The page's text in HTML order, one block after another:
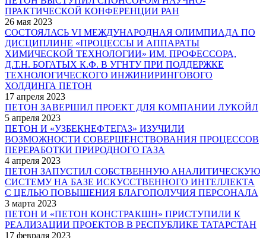
ПРАКТИЧЕСКОЙ КОНФЕРЕНЦИИ РАН
26 мая 2023
СОСТОЯЛАСЬ VI МЕЖДУНАРОДНАЯ ОЛИМПИАДА ПО
ДИСЦИПЛИНЕ «ПРОЦЕССЫ И АППАРАТЫ
ХИМИЧЕСКОЙ ТЕХНОЛОГИИ» ИМ. ПРОФЕССОРА,
Д.Т.Н. БОГАТЫХ К.Ф. В УГНТУ ПРИ ПОДДЕРЖКЕ
ТЕХНОЛОГИЧЕСКОГО ИНЖИНИРИНГОВОГО
ХОЛДИНГА ПЕТОН
17 апреля 2023
ПЕТОН ЗАВЕРШИЛ ПРОЕКТ ДЛЯ КОМПАНИИ ЛУКОЙЛ
5 апреля 2023
ПЕТОН И «УЗБЕКНЕФТЕГАЗ» ИЗУЧИЛИ
ВОЗМОЖНОСТИ СОВЕРШЕНСТВОВАНИЯ ПРОЦЕССОВ
ПЕРЕРАБОТКИ ПРИРОДНОГО ГАЗА
4 апреля 2023
ПЕТОН ЗАПУСТИЛ СОБСТВЕННУЮ АНАЛИТИЧЕСКУЮ
СИСТЕМУ НА БАЗЕ ИСКУССТВЕННОГО ИНТЕЛЛЕКТА
С ЦЕЛЬЮ ПОВЫШЕНИЯ БЛАГОПОЛУЧИЯ ПЕРСОНАЛА
3 марта 2023
ПЕТОН И «ПЕТОН КОНСТРАКШН» ПРИСТУПИЛИ К
РЕАЛИЗАЦИИ ПРОЕКТОВ В РЕСПУБЛИКЕ ТАТАРСТАН
17 февраля 2023